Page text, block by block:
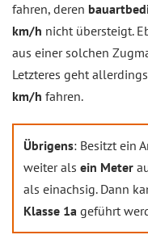
fahren, deren
km/h nicht übersteigt.
aus einer solchen
Letzteres geht
km/h fahren.
Übrigens: Besitzt ein
weiter als ein Meter
als einachsig. Dann
Klasse 1a geführt